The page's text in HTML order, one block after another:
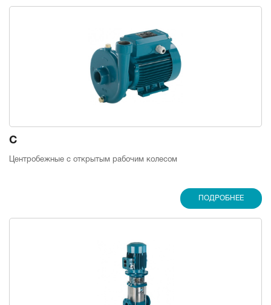
C
Центробежные с открытым рабочим колесом
ПОДРОБНЕЕ